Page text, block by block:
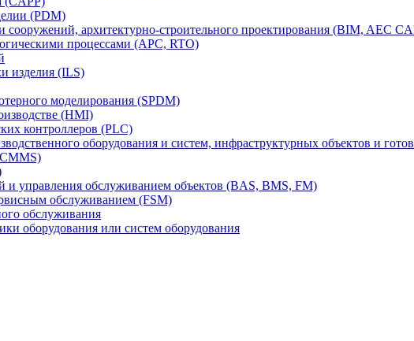
(PDM)
архитектурно-строительного проектирования (BIM, AEC
процессами (APC, RTO)
изделия (ILS)
моделирования (SPDM)
(HMI)
контроллеров (PLC)
оборудования и систем, инфраструктурных объектов и
и управления обслуживанием объектов (BAS, BMS, FM)
обслуживанием (FSM)
обслуживания
оборудования или систем оборудования